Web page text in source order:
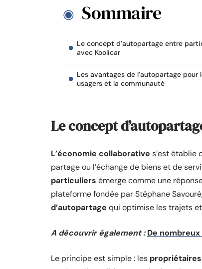
Sommaire
Le concept d’autopartage entre
avec Koolicar
Les avantages de l’autopartage pour
usagers et la communauté
Le concept
L’économie collaborative s’est établie
partage ou l’échange de biens et de
particuliers émerge comme une
plateforme fondée par Stéphane
d’autopartage qui optimise les trajets
A découvrir également : De
Le principe est simple : les